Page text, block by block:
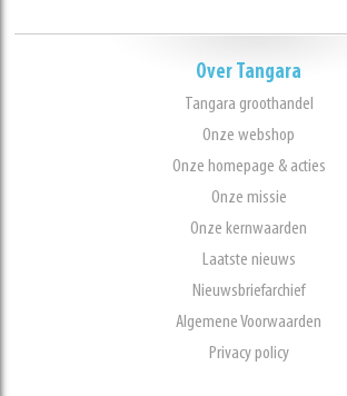
Over Tangara
Tangara groothandel
Onze webshop
Onze homepage & acties
Onze missie
Onze kernwaarden
Laatste nieuws
Nieuwsbriefarchief
Algemene Voorwaarden
Privacy policy